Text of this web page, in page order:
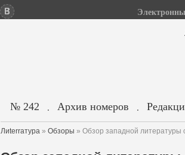
№ 242 . Архив номеров .
Лиterraтура » Обзоры » Обзор западной литературы